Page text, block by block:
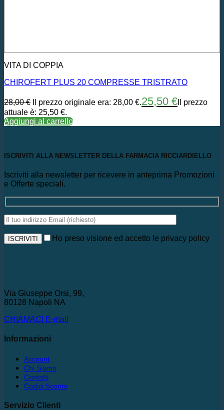
VITA DI COPPIA
CHIROFERT PLUS 20 COMPRESSE TRISTRATO
28,00€ Il prezzo originale era: 28,00 €.25,50 € Il prezzo
attuale è: 25,50 €.
Aggiungi al carrello
ISCRIVITI ALLA NEWSLETTER DELLA FARMACIA RICCIARDIELLO
Iscriviti alla newsletter per ricevere in anteprima Promozioni
e Offerte speciali.
Ho preso visione ed accetto le privacy policy
Via Giuseppe Orsi, 99,
80128 Napoli NA
CHIAMACI
E-mail
Informazioni
Account
Chi Siamo
Contatti
Codici Sconto
Servizio Clienti